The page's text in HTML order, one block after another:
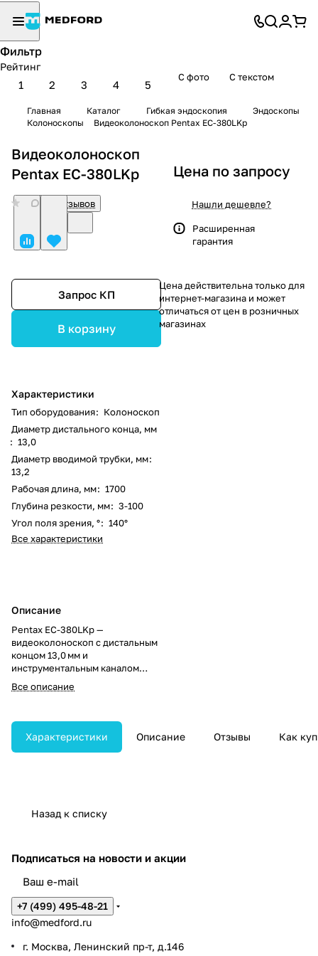
Фильтр
Рейтинг
1 2 3 4 5
С фото С текстом
Главная Каталог Гибкая эндоскопия
Эндоскопы
Колоноскопы
Видеоколоноскоп Pentax EC-380LKp
Видеоколоноскоп
Pentax EC-380LKp
Нет отзывов
Запрос КП
В корзину
Характеристики
Тип оборудования: Колоноскоп
Диаметр дистального конца, мм
: 13,0
Диаметр вводимой трубки, мм:
13,2
Рабочая длина, мм: 1700
Глубина резкости, мм: 3-100
Угол поля зрения, °: 140°
Все характеристики
Описание
Pentax EC-380LKp —
видеоколоноскоп с дистальным
концом 13,0 мм и
инструментальным каналом
3,8 мм для расширенных
эндоскопических процедур.
манёвренность, визуализацию
на глубине 3–100 мм и изгиб
дистальной части 180° вверх/
Все описание
Цена по запросу
Нашли дешевле?
Расширенная
гарантия
Цена действительна только для
интернет-магазина и может
отличаться от цен в розничных
магазинах
Характеристики Описание Отзывы Как
Назад к списку
Подписаться на новости и акции
+7 (499) 495-48-21
info@medford.ru
г. Москва, Ленинский пр-т, д.146